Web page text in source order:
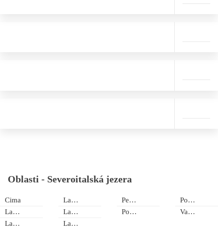
Oblasti - Severoitalská jezera
Cima
Lago d´Iseo
Lago d´Orta
Lago di Como
Lago di Idro
Lago Maggiore
Pellio Intelvi
Porlezza
Porto Ceresio
Varese